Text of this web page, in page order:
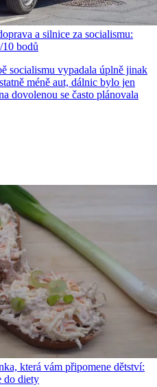
a silnice za socialismu:
bodů
socialismu vypadala úplně jinak
méně aut, dálnic bylo jen
dovolenou se často plánovala
která vám připomene dětství:
do diety